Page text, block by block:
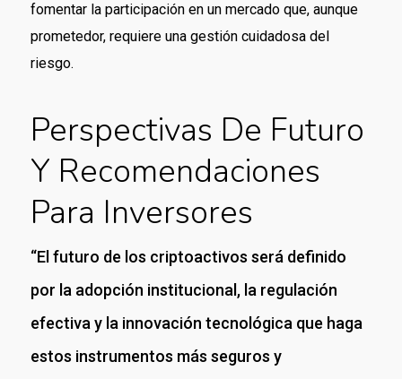
fomentar la participación en un mercado que, aunque
prometedor, requiere una gestión cuidadosa del
riesgo.
Perspectivas De Futuro
Y Recomendaciones
Para Inversores
“El futuro de los criptoactivos será definido
por la adopción institucional, la regulación
efectiva y la innovación tecnológica que haga
estos instrumentos más seguros y